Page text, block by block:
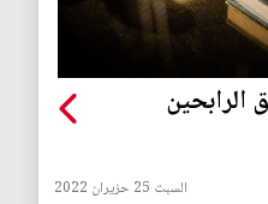
الرابحين
السبت 25 حزيران 2022